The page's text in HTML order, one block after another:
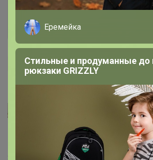
А ценник для него просто бомба!
24 апреля, 2025 09:06
Еремейка
Стильные и продуманные до
рюкзаки GRIZZLY